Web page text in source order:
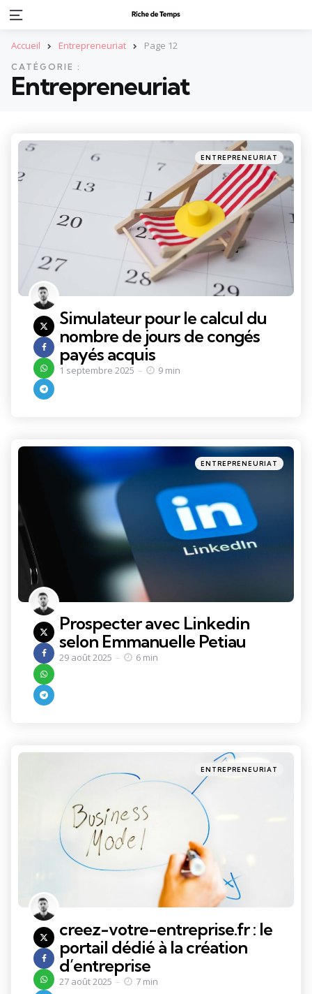
Menu
Accueil Entrepreneuriat Page 12
CATÉGORIE :
Entrepreneuriat
Categories
Posted
in
ENTREPRENEURIAT
Simulateur pour le calcul du
nombre de jours de congés
payés acquis
1 septembre 2025 9 min
Categories
Posted
in
ENTREPRENEURIAT
Prospecter avec Linkedin
selon Emmanuelle Petiau
29 août 2025 6 min
Categories
Posted
ENTREPRENEURIAT
creez-votre-entreprise.fr : le
portail dédié à la création
d’entreprise
27 août 2025 7 min